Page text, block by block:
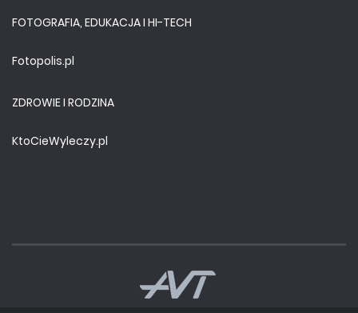
FOTOGRAFIA, EDUKACJA I HI-TECH
Fotopolis.pl
ZDROWIE I RODZINA
KtoCieWyleczy.pl